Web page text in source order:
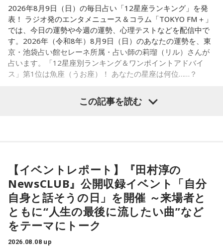
実施する。
■髙津臣吾 コメント
「ショウアップナイター」をお聴きの皆さま、ご無沙汰して
ペナントレース終盤の神宮球場、一つ一つのプレーの重みが
「ニッポン放送ショウアップナイター ヤクルト×DeNA」
■放送日時：8月15日（土） 17時50分～試合終了 （延長対
応あり）
■スペシャルゲスト解説：髙津臣吾
2026年8月9日（日）の毎日占い「12星座ランキング」を発
表！ ラジオ発のエンタメニュース＆コラム「TOKYO FM＋」
では、今日の運勢や今週の運勢、心理テストなどを配信中で
す。2026年（令和8年）8月9日（日）のあなたの運勢を、東
京・池袋占い館セレーネ所属・占い師の莉瑠（リル）さんが
占います。「12星座別ランキング＆ワンポイントアドバイ
ス」第1位は魚座（うお座）！ あなたの星座は何位……？
ッキーカラーは水色。
【2位】蟹座（かに座）
好調な運気で心地よく過ごせる1日となりそうです。直感が冴
えやすい運気なので、選択に迷った際は自分の直感を参考に
してみてください。
【3位】蠍座（さそり座）
この記事を読む
【イベントレポート】『田村淳の
NewsCLUB』公開収録イベント「自分
自身と話そうの日」を開催 ～来場者と
ともに“人生の最後に流したい曲”など
をテーマにトーク
2026.08.08 up